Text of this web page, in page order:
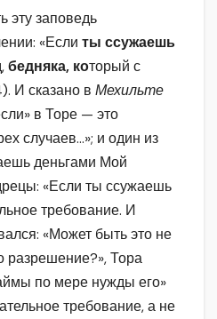
эту заповедь
«Если ты ссужаешь
бедняка, который с
И сказано в Мехильте
в Торе — это
случаев…»; и один из
деньгами Мой
«Если ты ссужаешь
требование. И
«Может быть это не
разрешение?», Тора
по мере нужды его»
требование, а не